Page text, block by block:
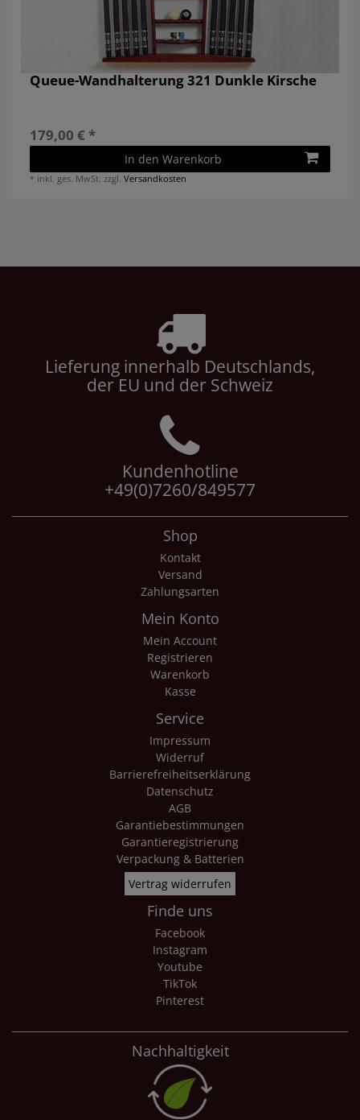
Queue-Wandhalterung 321 Dunkle Kirsche
179,00 € *
In den Warenkorb
* inkl. ges. MwSt. zzgl.Versandkosten
Lieferung innerhalb Deutschlands,
der EU und der Schweiz
Kundenhotline
+49(0)7260/849577
Shop
Kontakt
Versand
Zahlungsarten
Mein Konto
Mein Account
Registrieren
Warenkorb
Kasse
Service
Impressum
Widerruf
Barrierefreiheitserklärung
Datenschutz
AGB
Garantiebestimmungen
Garantieregistrierung
Verpackung & Batterien
Vertrag widerrufen
Finde uns
Facebook
Instagram
Youtube
TikTok
Pinterest
Nachhaltigkeit